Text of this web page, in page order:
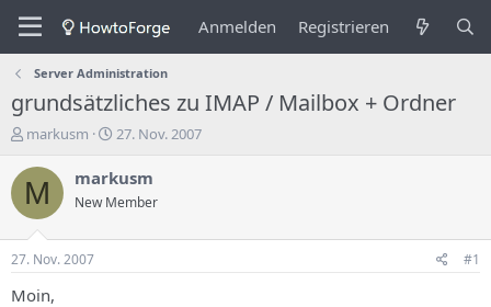
Anmelden Registrieren
Server Administration
grundsätzliches zu IMAP / Mailbox + Ordner
E
s
t
e
l
e
r
markusm
E
s
e
27. Nov. 2007
M markusm
New Member
27. Nov. 2007 #1
Moin,